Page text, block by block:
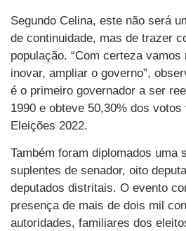
Segundo Celina, este não será
de continuidade, mas de trazer
população. “Com certeza vamos
inovar, ampliar o governo”,
é o primeiro governador a ser
1990 e obteve 50,30% dos votos
Eleições 2022.
Também foram diplomados uma
suplentes de senador, oito
deputados distritais. O evento
presença de mais de dois mil
autoridades, familiares dos